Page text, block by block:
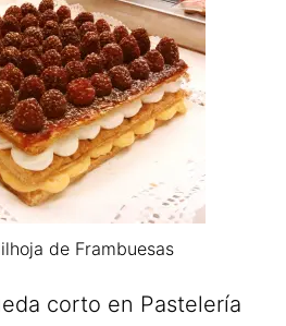
de Frambuesas
corto en Pastelería